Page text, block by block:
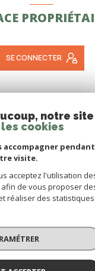
SE CONNECTER
ADHÉRONS
© 2026 | Tous droits réservés
Nos partenaires
notre site
cookies
accompagner pendant
visite.
acceptez l'utilisation
de vous proposer
réaliser des statistiques